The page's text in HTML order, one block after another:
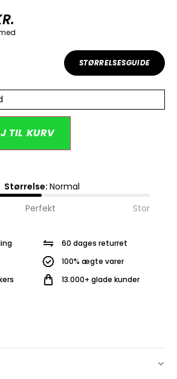
STØRRELSESGUIDE
TIL KURV
Størrelse: Normal
Perfekt Stor
60 dages returret
100% ægte varer
13.000+ glade kunder